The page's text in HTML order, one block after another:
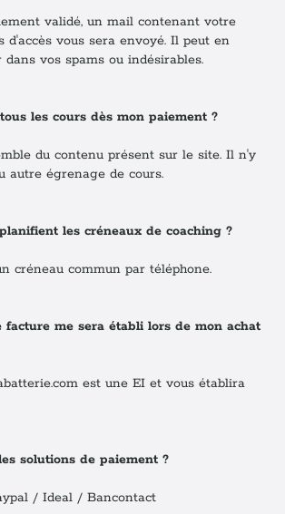
validé, un mail contenant votre
d'accès vous sera envoyé. Il peut en
dans vos spams ou indésirables.
les cours dès mon paiement ?
du contenu présent sur le site. Il n'y
autre égrenage de cours.
les créneaux de coaching ?
créneau commun par téléphone.
facture me sera établi lors de mon achat
est une EI et vous établira
solutions de paiement ?
/ Ideal / Bancontact